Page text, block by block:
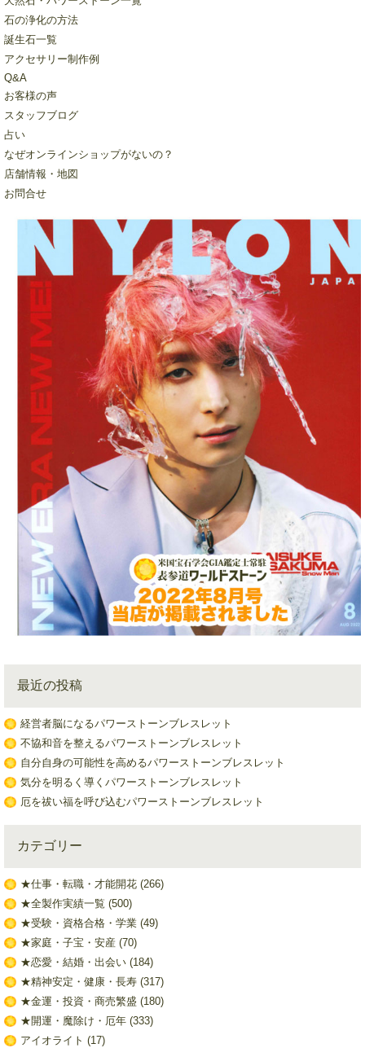
石の浄化の方法
誕生石一覧
アクセサリー制作例
Q&A
お客様の声
スタッフブログ
占い
なぜオンラインショップがないの？
店舗情報・地図
お問合せ
最近の投稿
経営者脳になるパワーストーンブレスレット
不協和音を整えるパワーストーンブレスレット
自分自身の可能性を高めるパワーストーンブレスレット
気分を明るく導くパワーストーンブレスレット
厄を祓い福を呼び込むパワーストーンブレスレット
カテゴリー
★仕事・転職・才能開花(266)
★全製作実績一覧 (500)
★受験・資格合格・学業(49)
★家庭・子宝・安産(70)
★恋愛・結婚・出会い(184)
★精神安定・健康・長寿(317)
★金運・投資・商売繁盛 (180)
★開運・魔除け・厄年(333)
アイオライト (17)